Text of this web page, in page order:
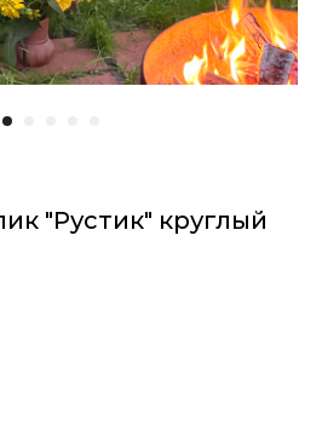
"Рустик" круглый